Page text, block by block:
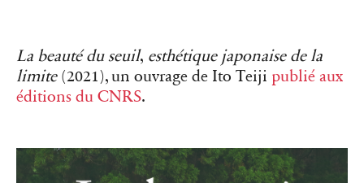
La beauté du seuil, esthétique japonaise de la
limite(2021), un ouvrage de Ito Teiji publié aux
éditions du CNRS.